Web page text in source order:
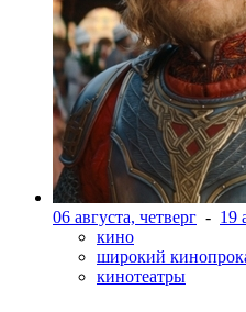
06 августа, четверг - 19
кино
широкий
кинотеатры